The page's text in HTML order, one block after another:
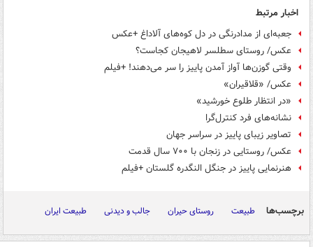
اخبار مرتبط
جعبه‌ای از مدادرنگی در دل کوه‌های آلاداغ +عکس
عکس/ روستای سطلسر لاهیجان کجاست؟
وقتی گوزن‌ها آواز آمدن پاییز را سر می‌دهند! +فیلم
عکس/ «قلاقیران»
«در انتظار طلوع خورشید»
نشانه‌های فرد کنترل‌گرا
تصاویر زیبای پاییز در سراسر جهان
عکس/ روستایی در زنجان با ۷۰۰ سال قدمت
هنرنمایی پاییز در جنگل النگدره گلستان +فیلم
برچسب‌ها طبیعت روستای حیران جالب و دیدنی طبیعت ایران